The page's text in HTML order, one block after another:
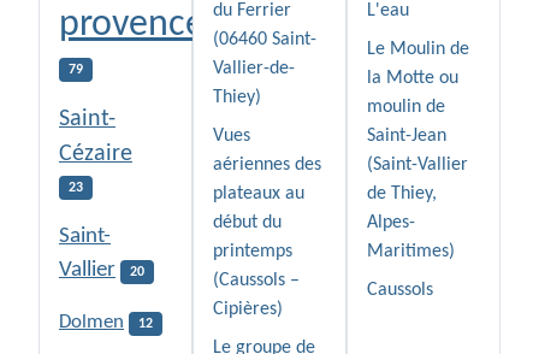
provence
79
Saint-
Cézaire
23
Saint-
Vallier
20
Dolmen 12
du Ferrier
(06460 Saint-
Vallier-de-
Thiey)
Vues
aériennes des
plateaux au
début du
printemps
(Caussols –
Cipières)
Le groupe de
L'eau
Le Moulin de
la Motte ou
moulin de
Saint-Jean
(Saint-Vallier
de Thiey,
Alpes-
Maritimes)
Caussols